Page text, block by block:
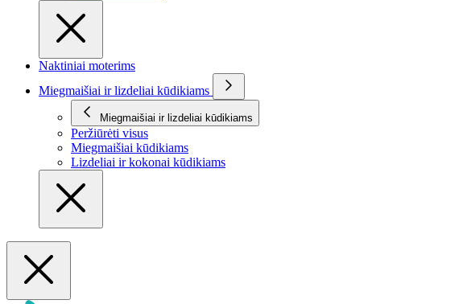
Naktiniai moterims
Miegmaišiai ir lizdeliai kūdikiams
Miegmaišiai ir lizdeliai kūdikiams
Peržiūrėti visus
Miegmaišiai kūdikiams
Lizdeliai ir kokonai kūdikiams